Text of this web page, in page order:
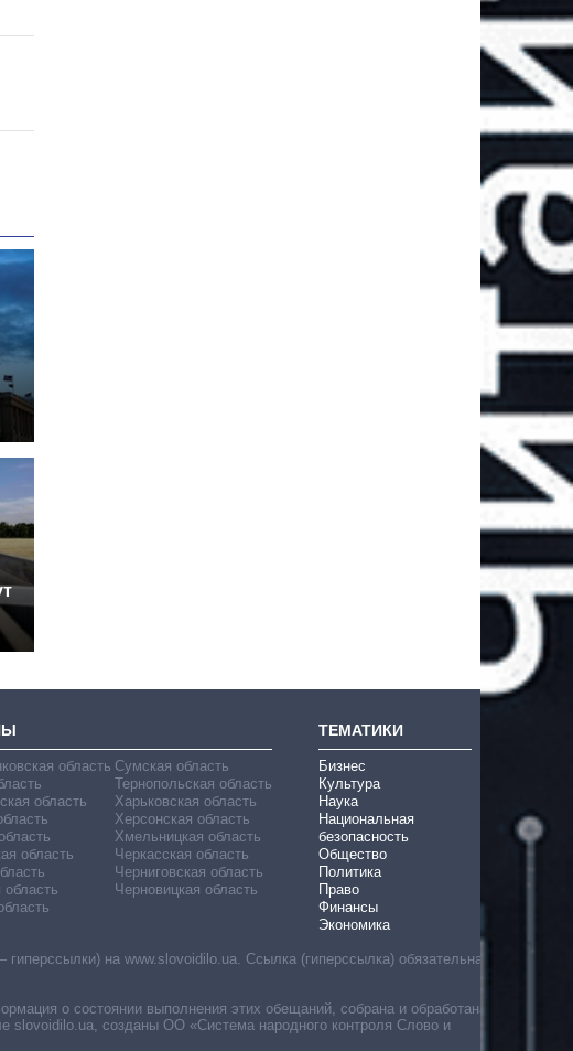
область
область
область
область
Сумская область
Тернопольская область
Харьковская область
Херсонская область
Хмельницкая область
Черкасская область
Черниговская область
Черновицкая область
ТЕМАТИКИ
Бизнес
Культура
Наука
Национальная
безопасность
Общество
Политика
Право
Финансы
Экономика
на www.slovoidilo.ua. Ссылка (гиперссылка) обязательна
о состоянии выполнения этих обещаний, собрана и обработана
созданы ОО «Система народного контроля Слово и